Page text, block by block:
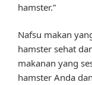
hamster.”
Nafsu makan
hamster sehat
makanan yang
hamster Anda